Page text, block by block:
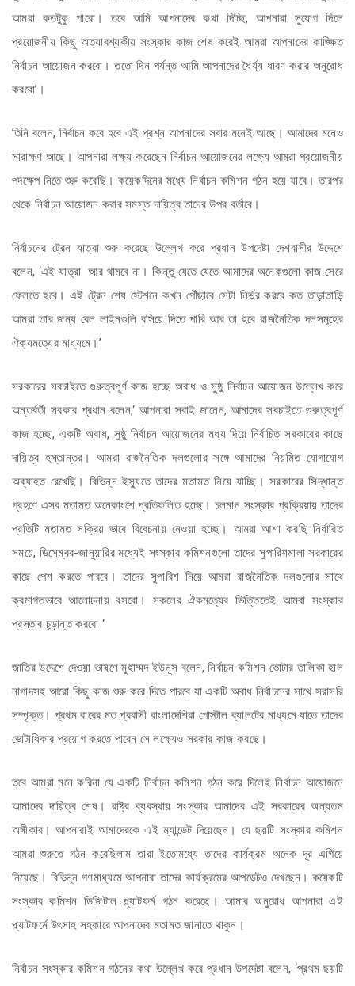
আমরা কতটুকু পাবো। তবে আমি আপনাদের কথা দিচ্ছি, আপনারা সুযোগ দিলে
প্রয়োজনীয় কিছু অত্যাবশ্যকীয় সংস্কার কাজ শেষ করেই আমরা আপনাদের কাঙ্ক্ষিত
নির্বাচন আয়োজন করবো। ততো দিন পর্যন্ত আমি আপনাদের ধৈর্য্য ধারণ করার অনুরোধ
করবো’।
তিনি বলেন, নির্বাচন কবে হবে এই প্রশ্ন আপনাদের সবার মনেই আছে। আমাদের মনেও
সারাক্ষণ আছে। আপনারা লক্ষ্য করেছেন নির্বাচন আয়োজনের লক্ষ্যে আমরা প্রয়োজনীয়
পদক্ষেপ নিতে শুরু করেছি। কয়েকদিনের মধ্যে নির্বাচন কমিশন গঠন হয়ে যাবে। তারপর
থেকে নির্বাচন আয়োজন করার সমস্ত দায়িত্ব তাদের উপর বর্তাবে।
নির্বাচনের ট্রেন যাত্রা শুরু করেছে উল্লেখ করে প্রধান উপদেষ্টা দেশবাসীর উদ্দেশে
বলেন, ‘এই যাত্রা আর থামবে না। কিন্তু যেতে যেতে আমাদের অনেকগুলো কাজ সেরে
ফেলতে হবে। এই ট্রেন শেষ স্টেশনে কখন পৌঁছাবে সেটা নির্ভর করবে কত তাড়াতাড়ি
আমরা তার জন্য রেল লাইনগুলি বসিয়ে দিতে পারি আর তা হবে রাজনৈতিক দলসমূহের
ঐক্যমত্যের মাধ্যমে।’
সরকারের সবচাইতে গুরুত্বপূর্ণ কাজ হচ্ছে অবাধ ও সুষ্ঠু নির্বাচন আয়োজন উল্লেখ করে
অন্তর্বর্তী সরকার প্রধান বলেন,‘ আপনারা সবাই জানেন, আমাদের সবচাইতে গুরুত্বপূর্ণ
কাজ হচ্ছে, একটি অবাধ, সুষ্ঠু নির্বাচন আয়োজনের মধ্য দিয়ে নির্বাচিত সরকারের কাছে
দায়িত্ব হস্তান্তর। আমরা রাজনৈতিক দলগুলোর সঙ্গে আমাদের নিয়মিত যোগাযোগ
অব্যাহত রেখেছি। বিভিন্ন ইস্যুতে তাদের মতামত নিয়ে যাচ্ছি। সরকারের সিদ্ধান্ত
গ্রহণে এসব মতামত অনেকাংশে প্রতিফলিত হচ্ছে। চলমান সংস্কার প্রক্রিয়ায় তাদের
প্রতিটি মতামত সক্রিয় ভাবে বিবেচনায় নেওয়া হচ্ছে। আমরা আশা করছি নির্ধারিত
সময়ে, ডিসেম্বর-জানুয়ারির মধ্যেই সংস্কার কমিশনগুলো তাদের সুপারিশমালা সরকারের
কাছে পেশ করতে পারবে। তাদের সুপারিশ নিয়ে আমরা রাজনৈতিক দলগুলোর সাথে
ক্রমাগতভাবে আলোচনায় বসবো। সকলের ঐকমত্যের ভিত্তিতেই আমরা সংস্কার
প্রস্তাব চূড়ান্ত করবো ‘
জাতির উদ্দেশে দেওয়া ভাষণে মুহাম্মদ ইউনূস বলেন, নির্বাচন কমিশন ভোটার তালিকা হাল
নাগাদসহ আরো কিছু কাজ শুরু করে দিতে পারবে যা একটি অবাধ নির্বাচনের সাথে সরাসরি
সম্পৃক্ত। প্রথম বারের মত প্রবাসী বাংলাদেশিরা পোস্টাল ব্যালটের মাধ্যমে যাতে তাদের
ভোটাধিকার প্রয়োগ করতে পারেন সে লক্ষ্যেও সরকার কাজ করছে।
তবে আমরা মনে করিনা যে একটি নির্বাচন কমিশন গঠন করে দিলেই নির্বাচন আয়োজনে
আমাদের দায়িত্ব শেষ। রাষ্ট্র ব্যবস্থায় সংস্কার আমাদের এই সরকারের অন্যতম
অঙ্গীকার। আপনারাই আমাদেরকে এই ম্যান্ডেট দিয়েছেন। যে ছয়টি সংস্কার কমিশন
আমরা শুরুতে গঠন করেছিলাম তারা ইতোমধ্যে তাদের কার্যক্রম অনেক দূর এগিয়ে
নিয়েছে। বিভিন্ন গণমাধ্যমে আপনারা তাদের কার্যক্রমের আপডেটও দেখছেন। কয়েকটি
সংস্কার কমিশন ডিজিটাল প্ল্যাটফর্ম গঠন করেছে। আমার অনুরোধ আপনারা এই
প্ল্যাটফর্মে উৎসাহ সহকারে আপনাদের মতামত জানাতে থাকুন।
নির্বাচন সংস্কার কমিশন গঠনের কথা উল্লেখ করে প্রধান উপদেষ্টা বলেন, ‘প্রথম ছয়টি